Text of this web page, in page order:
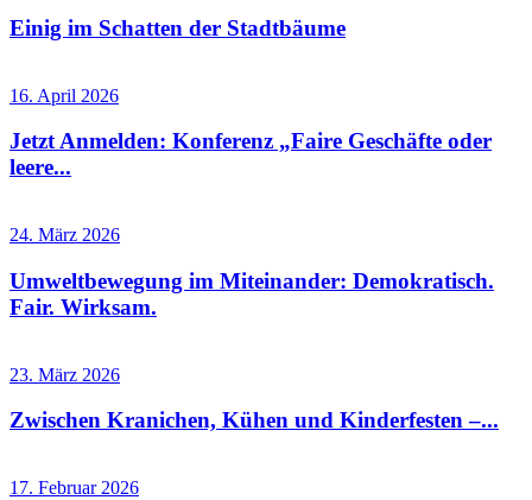
Einig im Schatten der Stadtbäume
16. April 2026
Jetzt Anmelden: Konferenz „Faire Geschäfte oder
leere...
24. März 2026
Umweltbewegung im Miteinander: Demokratisch.
Fair. Wirksam.
23. März 2026
Zwischen Kranichen, Kühen und Kinderfesten –...
17. Februar 2026